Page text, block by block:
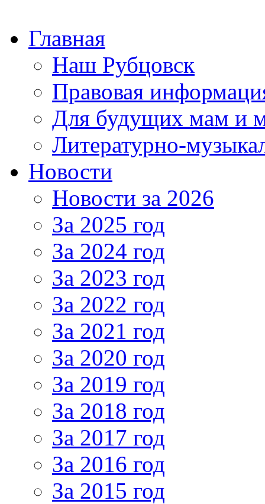
Главная
Наш Рубцовск
Правовая
Для будущих мам и
Литературно-
Новости
Новости за 2026
За 2025 год
За 2024 год
За 2023 год
За 2022 год
За 2021 год
За 2020 год
За 2019 год
За 2018 год
За 2017 год
За 2016 год
За 2015 год